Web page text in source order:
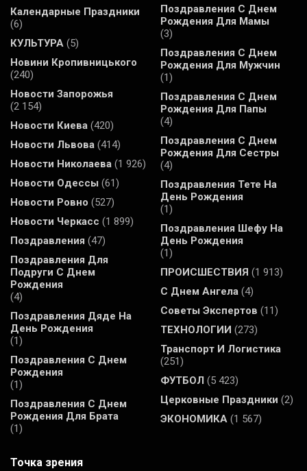
Календарные Праздники
(6)
КУЛЬТУРА (5)
Новини Кропивницького
(240)
Новости Запорожья
(2 154)
Новости Киева (420)
Новости Львова (414)
Новости Николаева (1 926)
Новости Одессы (61)
Новости Ровно (527)
Новости Черкасс (1 899)
Поздравления (47)
Поздравления Для
Подруги С Днем
Рождения
(4)
Поздравления Дяде На
День Рождения
(1)
Поздравления С Днем
Рождения
(1)
Поздравления С Днем
Рождения Для Брата
(1)
Поздравления С Днем
Рождения Для Мамы
(3)
Поздравления С Днем
Рождения Для Мужчин
(1)
Поздравления С Днем
Рождения Для Папы
(4)
Поздравления С Днем
Рождения Для Сестры
(4)
Поздравления Тете На
День Рождения
(1)
Поздравления Шефу На
День Рождения
(1)
ПРОИСШЕСТВИЯ (1 913)
С Днем Ангела (4)
Советы Экспертов (11)
ТЕХНОЛОГИИ (273)
Транспорт И Логистика
(251)
ФУТБОЛ (5 423)
Церковные Праздники (2)
ЭКОНОМИКА (1 567)
Точка зрения